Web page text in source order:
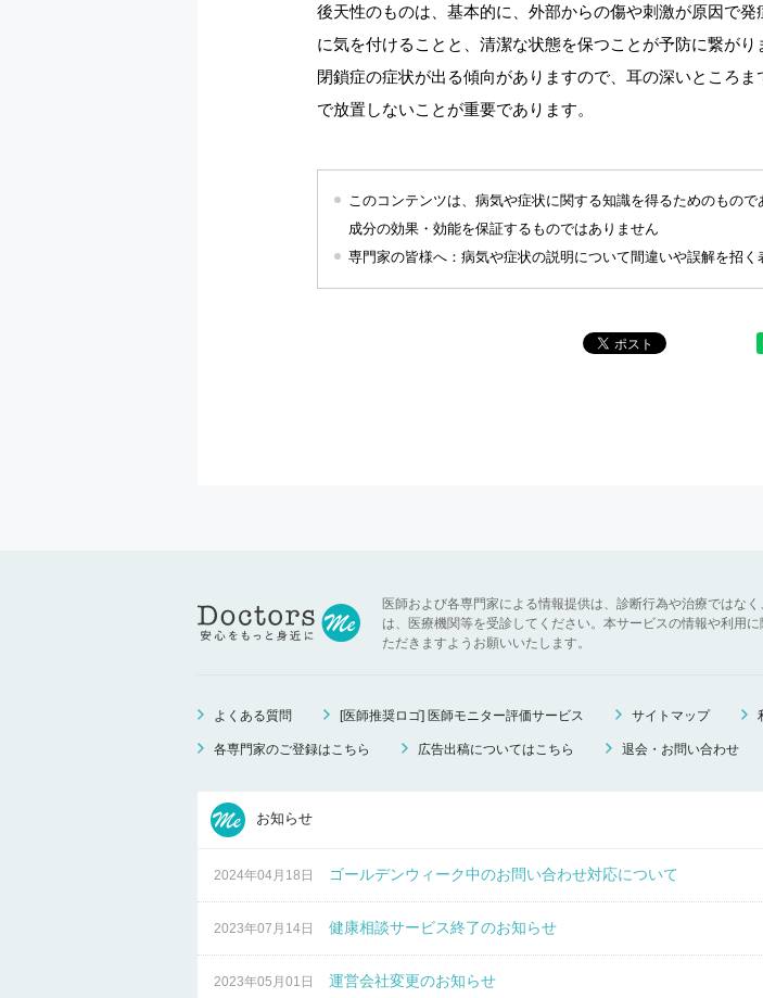
後天性のものは、基本的に、外部からの傷や刺激が原因で
に気を付けることと、清潔な状態を保つことが予防に繋が
閉鎖症の症状が出る傾向がありますので、耳の深いところ
で放置しないことが重要であります。
このコンテンツは、病気や症状に関する知識を得るためのもの
成分の効果・効能を保証するものではありません
専門家の皆様へ：病気や症状の説明について間違いや誤解を招く
医師および各専門家による情報提供は、診断行為や治療ではな
は、医療機関等を受診してください。本サービスの情報や利用
ただきますようお願いいたします。
よくある質問 [医師推奨ロゴ] 医師モニター評価サービス サイトマップ
各専門家のご登録はこちら 広告出稿についてはこちら 退会・お問い合わせ
お知らせ
2024年04月18日 ゴールデンウィーク中のお問い合わせ対応について
2023年07月14日 健康相談サービス終了のお知らせ
2023年05月01日 運営会社変更のお知らせ